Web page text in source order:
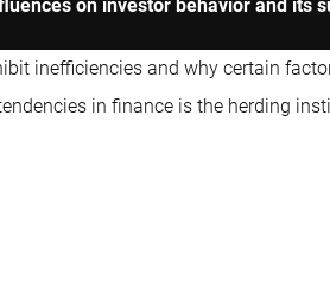
on investor behavior and its
inefficiencies and why certain
in finance is the herding